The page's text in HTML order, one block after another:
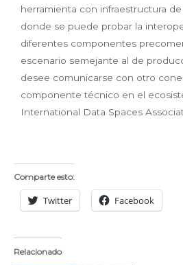
herramienta con infraestructura
donde se puede probar la
diferentes componentes
escenario semejante al de
desee comunicarse con otro
componente técnico en el
International Data Spaces
Comparte esto:
Twitter Facebook
Relacionado